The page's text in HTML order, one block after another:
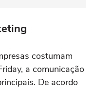
costumam
a comunicação
De acordo